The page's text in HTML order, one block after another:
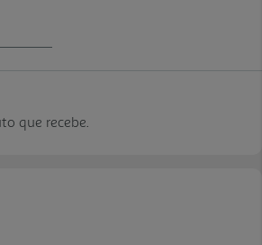
que recebe.